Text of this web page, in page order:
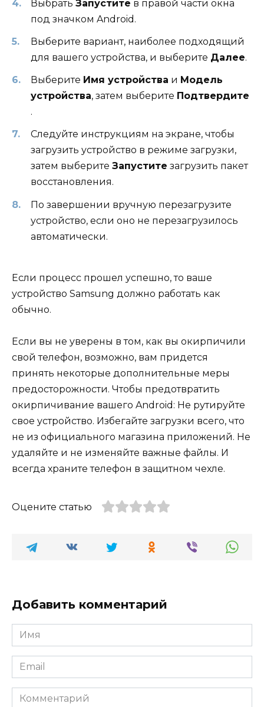
Выбрать Запустите в правой части окна
под значком Android.
Выберите вариант, наиболее подходящий
для вашего устройства, и выберите Далее.
Выберите Имя устройства и Модель
устройства, затем выберите Подтвердите
.
Следуйте инструкциям на экране, чтобы
загрузить устройство в режиме загрузки,
затем выберите Запустите загрузить пакет
восстановления.
По завершении вручную перезагрузите
устройство, если оно не перезагрузилось
автоматически.
Если процесс прошел успешно, то ваше
устройство Samsung должно работать как
обычно.
Если вы не уверены в том, как вы окирпичили
свой телефон, возможно, вам придется
принять некоторые дополнительные меры
предосторожности. Чтобы предотвратить
окирпичивание вашего Android: Не рутируйте
свое устройство. Избегайте загрузки всего, что
не из официального магазина приложений. Не
удаляйте и не изменяйте важные файлы. И
всегда храните телефон в защитном чехле.
Оцените статью
Добавить комментарий
Имя
*
Email
*
Комментарий